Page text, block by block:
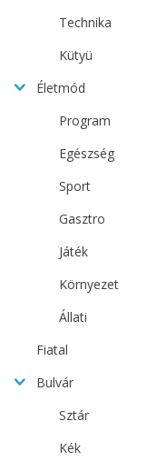
Technika
Kütyü
Életmód
Program
Egészség
Sport
Gasztro
Játék
Környezet
Állati
Fiatal
Bulvár
Sztár
Kék